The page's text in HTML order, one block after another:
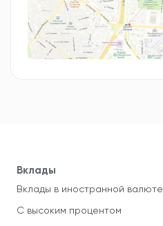
Вклады
Вклады в иностранной валюте
С высоким процентом